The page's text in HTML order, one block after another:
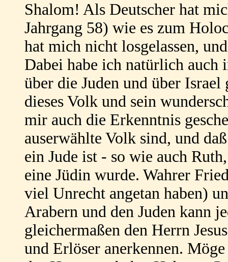
Shalom! Als Deutscher hat
Jahrgang 58) wie es zum
hat mich nicht losgelassen,
Dabei habe ich natürlich auch
über die Juden und über Israel
dieses Volk und sein
mir auch die Erkenntnis
auserwählte Volk sind, und
ein Jude ist - so wie auch
eine Jüdin wurde. Wahrer
viel Unrecht angetan haben)
Arabern und den Juden kann
gleichermaßen den Herrn
und Erlöser anerkennen.